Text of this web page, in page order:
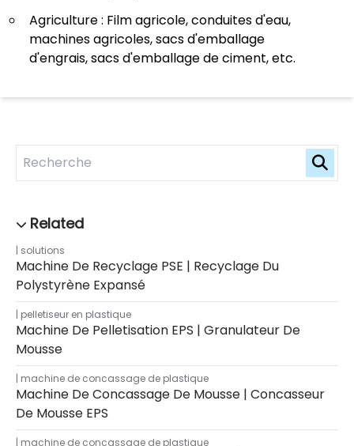
solutions
Machine De Recyclage PSE | Recyclage Du
Polystyrène Expansé
pelletiseur en plastique
Machine De Pelletisation EPS | Granulateur De
Mousse
machine de concassage de plastique
Machine De Concassage De Mousse | Concasseur
De Mousse EPS
machine de concassage de plastique
Agriculture : Film agricole, conduites d'eau,
machines agricoles, sacs d'emballage
d'engrais, sacs d'emballage de ciment, etc.